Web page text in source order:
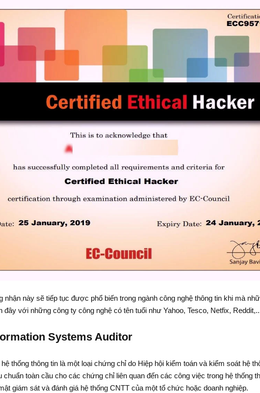
nhận này sẽ tiếp tục được phổ biến trong ngành công nghệ thông tin khi mà
đây với những công ty công nghệ có tên tuổi như Yahoo, Tesco, Netfix,
Systems Auditor
thống thông tin là một loại chứng chỉ do Hiệp hội kiểm toán và kiểm soát hệ
toàn cầu cho các chứng chỉ liên quan đến các công việc trong hệ thống
giám sát và đánh giá hệ thống CNTT của một tổ chức hoặc doanh nghiệp.